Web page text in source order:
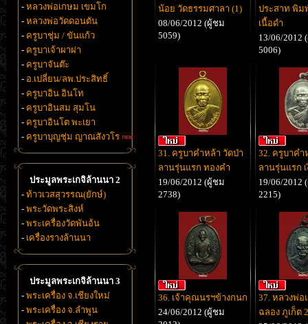
- หลวงพ่อเกษม เขมโก
- หลวงพ่อวัดดอนตัน
- ครูบาชุ่ม / ขันแก้ว
- ครูบาเจ้าผาผ่า
- ครูบาจันต๊ะ
- อ.เปลี่ยน/ลพ.ประสิทธิ์
- ครูบาอิน อินโท
- ครูบาอินสม สุมโน
- ครูบาอินโต พะเยา
- ครูบาบุญชุ่ม ญาณสังวโร
ประมูลพระเกจิล้านนา 2
- ท้าวเวสสุวรรณ(ยักษ์)
- พระวัดพระสิงห์
- พระเครื่องวัดพันอ้น
- เครื่องรางล้านนา
ประมูลพระเกจิล้านนา 3
- พระเครื่อง จ.เชียงใหม่
- พระเครื่อง จ.ลำพูน
น้อย วัดธรรมศาลา (1)
08/06/2012 (ผู้ชม
5059)
ประสาท พิม
เนื้อดำ
13/06/2012
5006)
31. ครูบาคำหล้า วัดป่า
ลานรุ่นแรก ทองคำ
19/06/2012 (ผู้ชม
2738)
32. ครูบาคำ
ลานรุ่นแรก
19/06/2012
2215)
36. เจ้าคุณนรฯข้างกนก
24/06/2012 (ผู้ชม
37. หลวงพ่อ
ฉลอง ภูเก็ต